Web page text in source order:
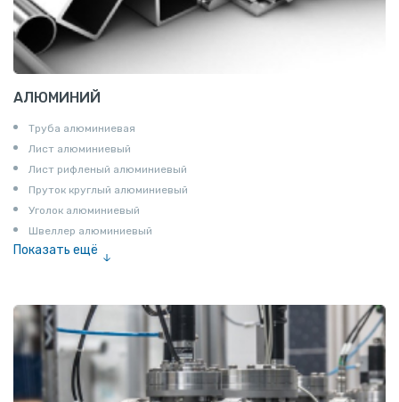
АЛЮМИНИЙ
Труба алюминиевая
Лист алюминиевый
Лист рифленый алюминиевый
Пруток круглый алюминиевый
Уголок алюминиевый
Швеллер алюминиевый
Показать ещё
Шина электротехническая
Алюминиевая плита
Z профиль алюминиевый
Т профиль алюминиевый
Пруток квадратный алюминиевый